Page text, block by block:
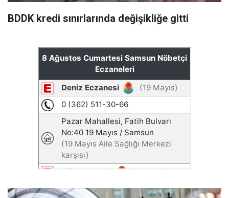
BDDK kredi sınırlarında değişikliğe gitti